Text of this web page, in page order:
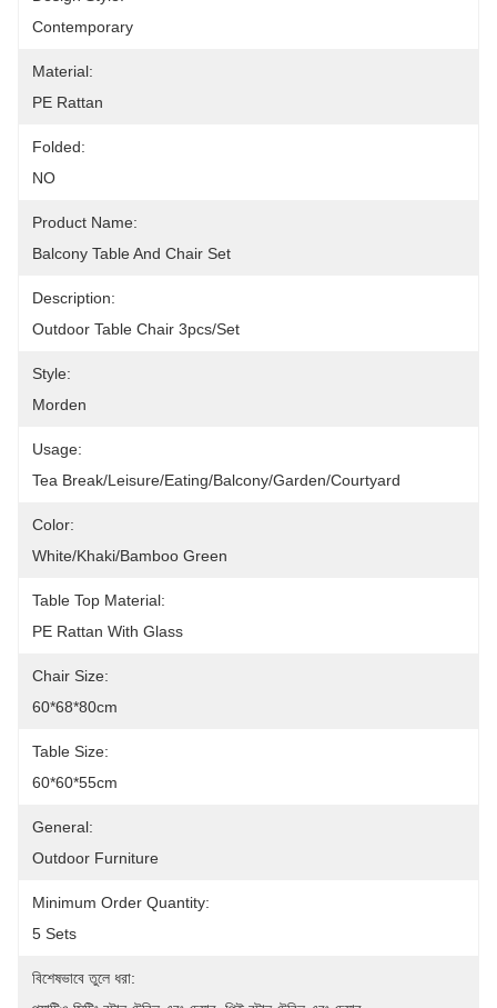
Contemporary
Material:
PE Rattan
Folded:
NO
Product Name:
Balcony Table And Chair Set
Description:
Outdoor Table Chair 3pcs/set
Style:
Morden
Usage:
Tea Break/leisure/eating/Balcony/Garden/Courtyard
Color:
White/khaki/Bamboo Green
Table Top Material:
PE Rattan With Glass
Chair Size:
60*68*80cm
Table Size:
60*60*55cm
General:
Outdoor Furniture
Minimum Order Quantity:
5 Sets
বিশেষভাবে তুলে ধরা: